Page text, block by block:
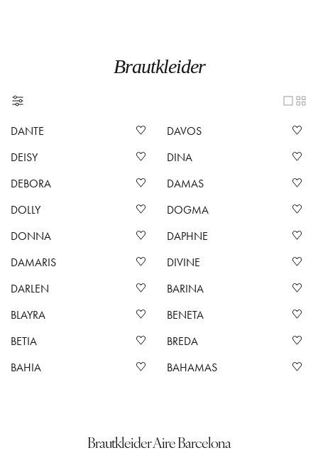
Brautkleider
DANTE
DAVOS
DEISY
DINA
DEBORA
DAMAS
DOLLY
DOGMA
DONNA
DAPHNE
DAMARIS
DIVINE
DARLEN
BARINA
BLAYRA
BENETA
BETIA
BREDA
BAHIA
BAHAMAS
Brautkleider Aire Barcelona